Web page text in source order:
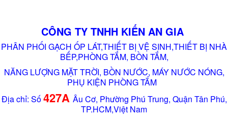
CÔNG TY TNHH KIẾN AN GIA
PHÂN PHỐI GẠCH ỐP LÁT,THIẾT BỊ VỆ SINH,THIẾT BỊ NHÀ
BẾP,PHÒNG TẮM, BỒN TẮM,
NĂNG LƯỢNG MẶT TRỜI, BỒN NƯỚC, MÁY NƯỚC NÓNG,
PHỤ KIỆN PHÒNG TẮM
Địa chỉ: Số427A Âu Cơ, Phường Phú Trung, Quận Tân Phú,
TP.HCM,Việt Nam